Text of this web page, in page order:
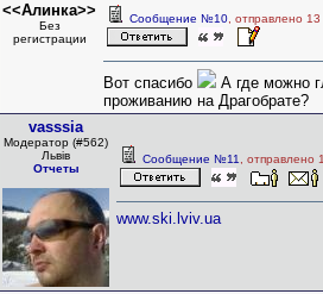
<<Алинка>>
Без
регистрации
Сообщение №10 , отправлено
Вот спасибо
А где можно
проживанию на Драгобрате?
vasssia
Модератор (#562)
Львів
Отчеты
Сообщение №11 ,
www.ski.lviv.ua